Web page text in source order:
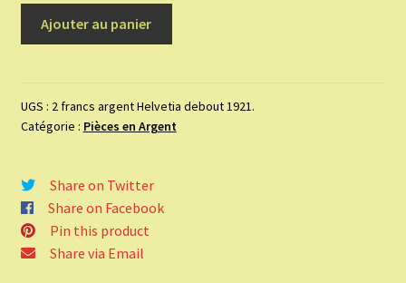
argent
Helvetia
Ajouter au panier
UGS : 2 francs argent Helvetia debout 1921.
Catégorie : Pièces en Argent
Share on Twitter
Share on Facebook
Pin this product
Share via Email